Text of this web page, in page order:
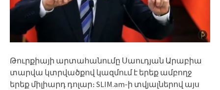
Թուրքիայի արտահանումը Սաուդյան Արաբիա
տարվա կտրվածքով կազմում է երեք ամբողջ
երեք միլիարդ դոլար։ SLIM.am-ի տվյալներով այս